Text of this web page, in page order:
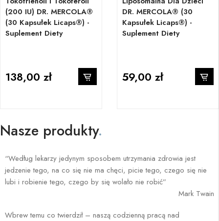
(200 IU) DR. MERCOLA®
(30 Kapsułek Licaps®) -
Suplement Diety
138,00 zł
DR. MERCOLA® (30
Kapsułek Licaps®) -
Suplement Diety
59,00 zł
Nasze produkty.
“Według lekarzy jedynym sposobem utrzymania zdrowia jest
jedzenie tego, na co się nie ma chęci, picie tego, czego się nie
lubi i robienie tego, czego by się wolało nie robić”
Mark Twain
Wbrew temu co twierdził – naszą codzienną pracą nad